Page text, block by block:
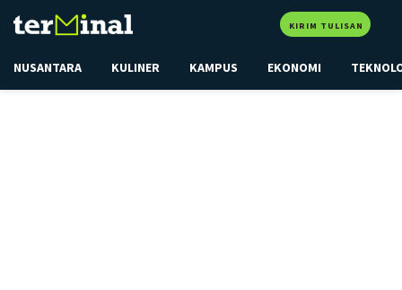
KIRIM TULISAN
NUSANTARA KULINER KAMPUS EKONOMI